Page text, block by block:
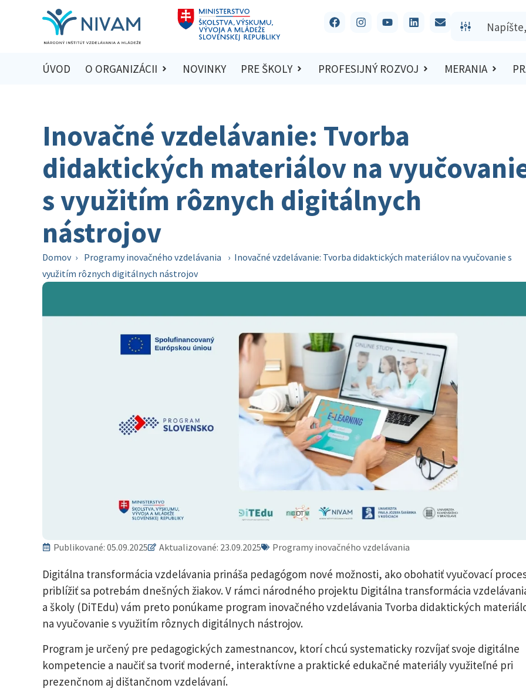
ÚVOD O ORGANIZÁCII NOVINKY PRE ŠKOLY PROFESIJNÝ ROZVOJ MERANIA
Inovačné vzdelávanie: Tvorba
didaktických materiálov na
s využitím rôznych digitálnych
nástrojov
Domov › Programy inovačného vzdelávania › Inovačné vzdelávanie: Tvorba didaktických materiálov na vyučovanie s
využitím rôznych digitálnych nástrojov
Publikované: 05.09.2025 Aktualizované: 23.09.2025 Programy inovačného vzdelávania
Digitálna transformácia vzdelávania prináša pedagógom nové možnosti, ako obohatiť vyučovací
priblížiť sa potrebám dnešných žiakov. V rámci národného projektu Digitálna transformácia
a školy (DiTEdu) vám preto ponúkame program inovačného vzdelávania Tvorba didaktických
na vyučovanie s využitím rôznych digitálnych nástrojov.
Program je určený pre pedagogických zamestnancov, ktorí chcú systematicky rozvíjať svoje digitálne
kompetencie a naučiť sa tvoriť moderné, interaktívne a praktické edukačné materiály využiteľné pri
prezenčnom aj dištančnom vzdelávaní.